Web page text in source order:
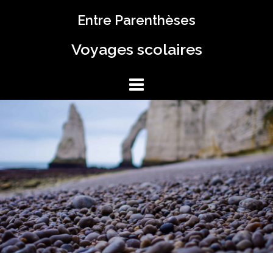
Entre Parenthèses
Voyages scolaires